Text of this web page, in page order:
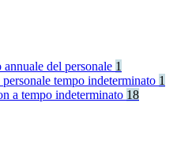
annuale del personale 1
personale tempo indeterminato 1
a tempo indeterminato 18